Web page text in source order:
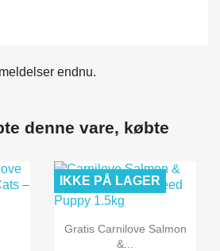
endnu.
denne vare, købte
 Vis her
Gratis Carnilove Salmon
&...
IKKE PÅ LAGER